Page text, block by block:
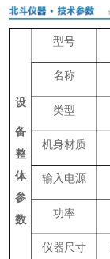
设
备
整
体
参
数
型号
名称
类型
机身材质
输入电源
功率
仪器尺寸